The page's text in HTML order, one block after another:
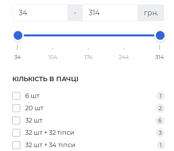
- грн.
34 104 174 244 314
КІЛЬКІСТЬ В ПАЧЦІ
6 шт 1
20 шт 2
32 шт 6
32 шт + 32 тіпси 3
32 шт + 34 тіпси 1